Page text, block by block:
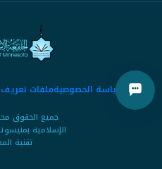
سياسة الخصوصيةملفات تعريف
جميع الحقوق
تقنية